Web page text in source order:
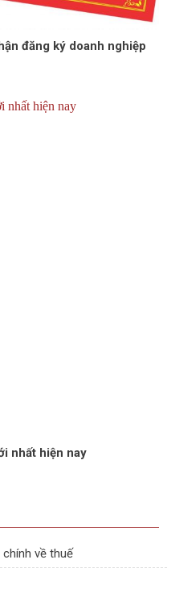
đăng ký doanh nghiệp
nhất hiện nay
về thuế